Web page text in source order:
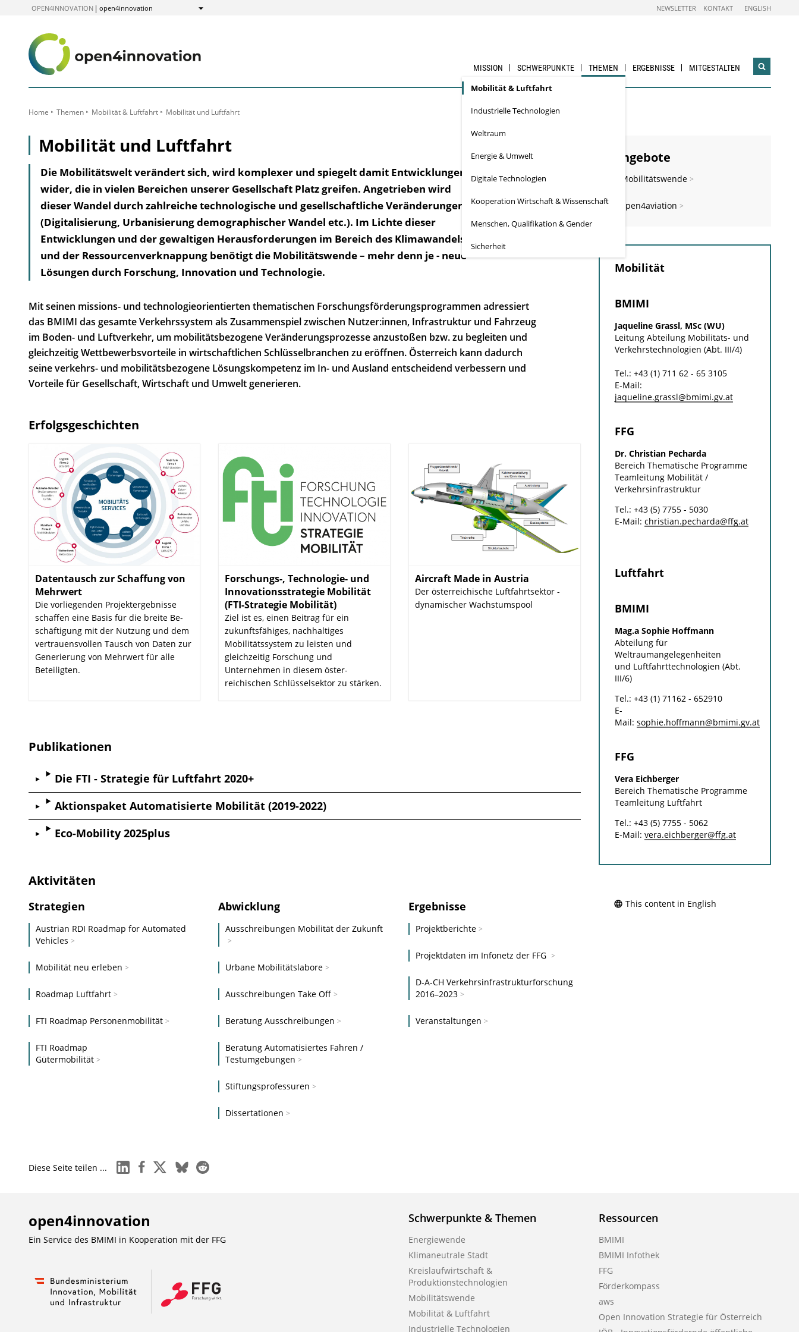
OPEN4INNOVATION open4innovation
Anzeigen
NEWSLETTER KONTAKT ENGLISH
MISSION SCHWERPUNKTE THEMEN
Mobilität & Luftfahrt
Industrielle Technologien
Weltraum
Energie & Umwelt
Digitale Technologien
Kooperation Wirtschaft & Wissenschaft
Menschen, Qualifikation & Gender
Sicherheit
ERGEBNISSE MITGESTALTEN
Home Themen Mobilität & Luftfahrt Mobilität und Luftfahrt
Mobilität und Luftfahrt
Die Mobilitätswelt verändert sich, wird komplexer und spiegelt damit Entwicklungen
wider, die in vielen Bereichen unserer Gesellschaft Platz greifen. Angetrieben wird
dieser Wandel durch zahlreiche technologische und gesellschaftliche Veränderungen
(Digitalisierung, Urbanisierung demographischer Wandel etc.). Im Lichte dieser
Entwicklungen und der gewaltigen Herausforderungen im Bereich des Klimawandels
und der Ressourcenverknappung benötigt die Mobilitätswende – mehr denn je - neue
Lösungen durch Forschung, Innovation und Technologie.
Mit seinen missions- und technologieorientierten thematischen Forschungsförderungsprogrammen adressiert
das BMIMI das gesamte Verkehrssystem als Zusammenspiel zwischen Nutzer:innen, Infrastruktur und Fahrzeug
im Boden- und Luftverkehr, um mobilitätsbezogene Veränderungsprozesse anzustoßen bzw. zu begleiten und
gleichzeitig Wettbewerbsvorteile in wirtschaftlichen Schlüsselbranchen zu eröffnen. Österreich kann dadurch
seine verkehrs- und mobilitätsbezogene Lösungskompetenz im In- und Ausland entscheidend verbessern und
Vorteile für Gesellschaft, Wirtschaft und Umwelt generieren.
Erfolgsgeschichten
Datentausch zur Schaffung von
Mehrwert:
Die vorliegenden Projektergebnisse
schaffen eine Basis für die breite Be­
schäf­tigung mit der Nutzung und dem
vertrauensvollen Tausch von Daten zur
Generierung von Mehrwert für alle
Beteiligten.
Forschungs-, Technologie- und
Innovationsstrategie Mobilität
(FTI-Strategie Mobilität)
Ziel ist es, einen Beitrag für ein
zukunfts­fähiges, nachhaltiges
Mobilitäts­system zu leisten und
gleichzeitig Forschung und
Unternehmen in diesem öster­
reichischen Schlüsselsektor zu stärken.
Aircraft Made in Austria
Der österreichische Luftfahrtsektor -
dynamischer Wachstumspool
Publikationen
Die FTI - Strategie für Luftfahrt 2020+
Aktionspaket Automatisierte Mobilität (2019-2022)
Eco-Mobility 2025plus
Aktivitäten
Strategien
Austrian RDI Roadmap for Automated
Vehicles
Mobilität neu erleben
Roadmap Luftfahrt
FTI Roadmap Personen­mobilität
FTI Roadmap
Güter­mobilität
Abwicklung
Ausschreibungen Mobilität der Zukunft
Urbane Mobilitätslabore
Ausschreibungen Take Off
Beratung Ausschreibungen
Beratung Automatisiertes Fahren /
Testumgebungen
Stiftungsprofessuren
Dissertationen
Ergebnisse
Projektberichte
Projektdaten im Infonetz der FFG
D-A-CH Verkehrsinfrastrukturforschung
2016–2023
Veranstaltungen
Angebote
Mobilitätswende
open4aviation
Mobilität
BMIMI
Jaqueline Grassl, MSc (WU)
Leitung Abteilung Mobilitäts- und
Verkehrstechnologien (Abt. III/4)
Tel.: +43 (1) 711 62 - 65 3105
E-Mail:
jaqueline.grassl@bmimi.gv.at
FFG
Dr. Christian Pecharda
Bereich Thematische Programme
Teamleitung Mobilität /
Verkehrsinfrastruktur
Tel.: +43 (5) 7755 - 5030
E-Mail: christian.pecharda@ffg.at
Luftfahrt
BMIMI
Mag.a Sophie Hoffmann
Abteilung für
Weltraumangelegenheiten
und Luftfahrttechnologien (Abt.
III/6)
Tel.: +43 (1) 71162 - 652910
E-
Mail: sophie.hoffmann@bmimi.gv.at
FFG
Vera Eichberger
Bereich Thematische Programme
Teamleitung Luftfahrt
Tel.: +43 (5) 7755 - 5062
E-Mail: vera.eichberger@ffg.at
This content in English
Diese Seite teilen ... linkedinfacebook
x blueskyreddit
open4innovation
Ein Service des BMIMI in Kooperation mit der FFG
Schwerpunkte & Themen
Energiewende
Klimaneutrale Stadt
Kreislaufwirtschaft &
Produktionstechnologien
Mobilitätswende
Mobilität & Luftfahrt
Industrielle Technologien
Ressourcen
BMIMI
BMIMI Infothek
FFG
Förderkompass
aws
Open Innovation Strategie für Österreich